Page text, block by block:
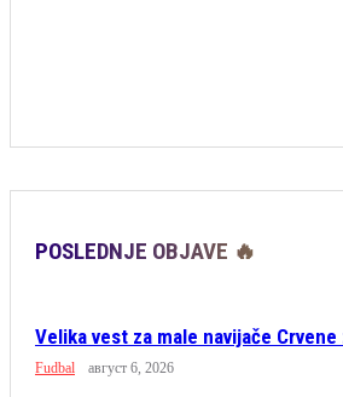
POSLEDNJE OBJAVE 🔥
Velika vest za male navijače Crvene
Fudbal август 6, 2026